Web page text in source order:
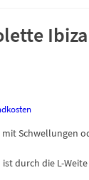
Schwellungen
durch die L-